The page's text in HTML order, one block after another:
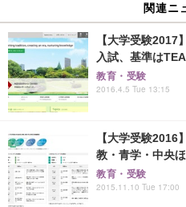
関連ニ
【大学受験2017
入試、基準は
教育・受験
2016.4.5 Tue 13:15
【大学受験2016
教・青学・中央
教育・受験
2015.11.10 Tue 17:00